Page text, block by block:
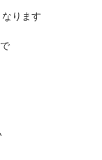
ります